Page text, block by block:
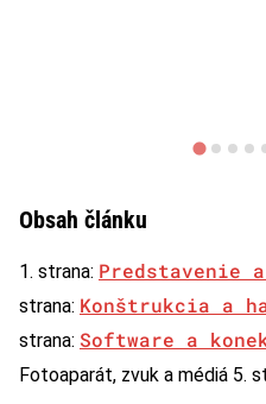
Obsah článku
1. strana: Predstavenie
strana: Konštrukcia a
strana: Software a
Fotoaparát, zvuk a médiá 5.